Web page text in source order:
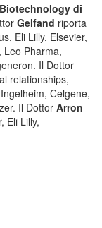
di
Gelfand riporta
Eli Lilly, Elsevier,
Leo Pharma,
Il Dottor
relationships,
Celgene,
Il Dottor Arron
Eli Lilly,